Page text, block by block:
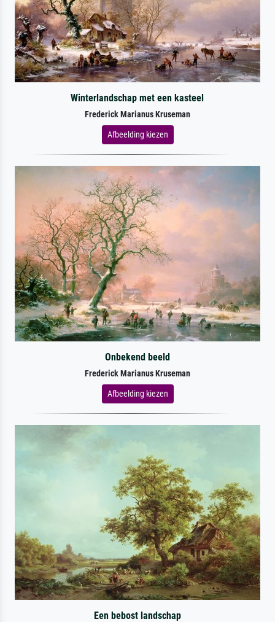
Winterlandschap met een kasteel
Frederick Marianus Kruseman
Afbeelding kiezen
Onbekend beeld
Frederick Marianus Kruseman
Afbeelding kiezen
Een bebost landschap